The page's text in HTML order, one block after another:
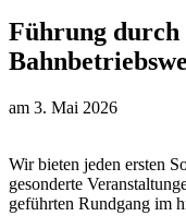
Führung durch
am 3. Mai 2026
Wir bieten jeden ersten
gesonderte
geführten Rundgang im